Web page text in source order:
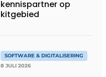
kennispartner op
kitgebied
SOFTWARE & DIGITALISERING
8 JULI 2026